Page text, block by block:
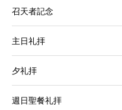
召天者記念
主日礼拝
夕礼拝
週日聖餐礼拝